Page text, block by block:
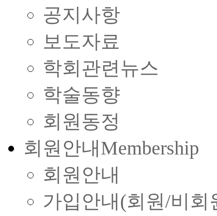
공지사항
보도자료
학회관련뉴스
학술동향
회원동정
회원안내Membership
회원안내
가입안내(회원/비회